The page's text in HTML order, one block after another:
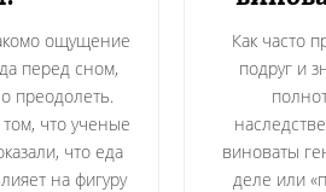
ощущение
перед сном,
преодолеть.
что ученые
что еда
на фигуру
Как часто
подруг и
виноваты
деле или